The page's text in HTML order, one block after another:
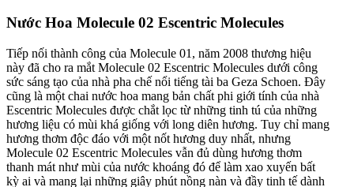
Nước Hoa Molecule 02 Escentric Molecules
Tiếp nối thành công của Molecule 01, năm 2008 thương hiệu
này đã cho ra mắt Molecule 02 Escentric Molecules dưới công
sức sáng tạo của nhà pha chế nổi tiếng tài ba Geza Schoen. Đây
cũng là một chai nước hoa mang bản chất phi giới tính của nhà
Escentric Molecules được chắt lọc từ những tinh tú của những
hương liệu có mùi khá giống với long diên hương. Tuy chỉ mang
hương thơm độc đáo với một nốt hương duy nhất, nhưng
Molecule 02 Escentric Molecules vẫn đủ dùng hương thơm
thanh mát như mùi của nước khoáng đó để làm xao xuyến bất
kỳ ai và mang lại những giây phút nồng nàn và đầy tinh tế dành